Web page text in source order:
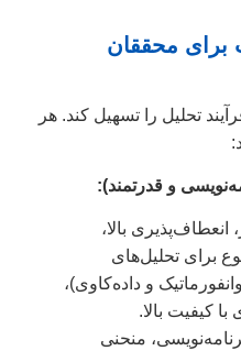
برای محققان
تحلیل را تسهیل کند. هر
انعطاف‌پذیری بالا،
برای تحلیل‌های
و داده‌کاوی)،
با کیفیت بالا.
منحنی